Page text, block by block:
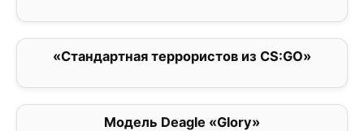
«Стандартная террористов из CS:GO»
Модель Deagle «Glory»